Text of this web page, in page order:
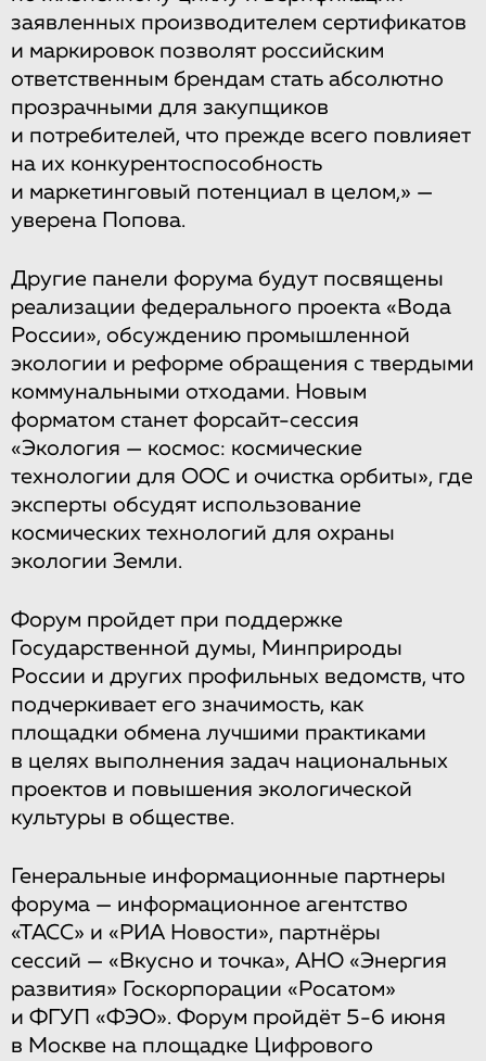
заявленных производителем сертификатов
и маркировок позволят российским
ответственным брендам стать абсолютно
прозрачными для закупщиков
и потребителей, что прежде всего повлияет
на их конкурентоспособность
и маркетинговый потенциал в целом,» —
уверена Попова.
Другие панели форума будут посвящены
реализации федерального проекта «Вода
России», обсуждению промышленной
экологии и реформе обращения с твердыми
коммунальными отходами. Новым
форматом станет форсайт-сессия
«Экология — космос: космические
технологии для ООС и очистка орбиты», где
эксперты обсудят использование
космических технологий для охраны
экологии Земли.
Форум пройдет при поддержке
Государственной думы, Минприроды
России и других профильных ведомств, что
подчеркивает его значимость, как
площадки обмена лучшими практиками
в целях выполнения задач национальных
проектов и повышения экологической
культуры в обществе.
Генеральные информационные партнеры
форума — информационное агентство
«ТАСС» и «РИА Новости», партнёры
сессий — «Вкусно и точка», АНО «Энергия
развития» Госкорпорации «Росатом»
и ФГУП «ФЭО». Форум пройдёт 5-6 июня
в Москве на площадке Цифрового